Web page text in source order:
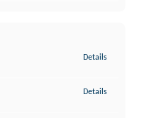
Details
Details